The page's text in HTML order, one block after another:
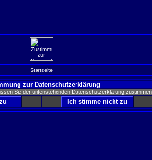
Startseite
zur Datenschutzerklärung
Sie der untenstehenden Datenschutzerklärung zustimmen.